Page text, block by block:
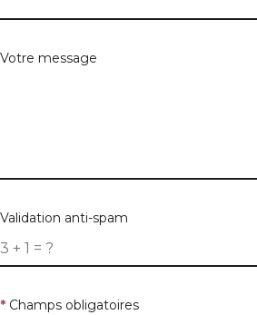
Votre message
Validation anti-spam
* Champs obligatoires